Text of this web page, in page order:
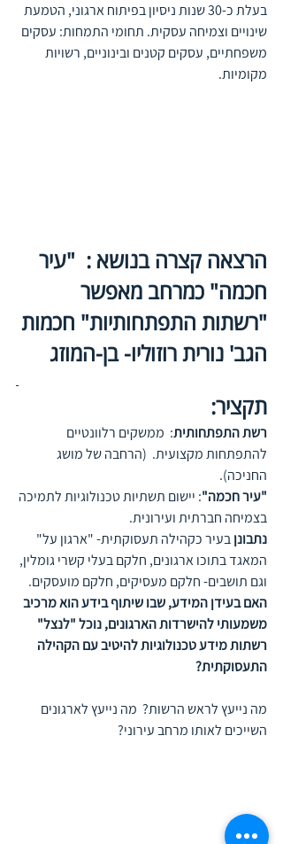
בעלת כ-30 שנות ניסיון בפיתוח ארגוני, הטמעת
שינויים וצמיחה עסקית. תחומי התמחות: עסקים
משפחתיים, עסקים קטנים ובינוניים, רשויות
מקומיות.
הרצאה קצרה בנושא : "עיר
חכמה" כמרחב מאפשר
"רשתות התפתחותיות" חכמות
הגב' נורית רוזוליו- בן-המוזג
תקציר:
רשת התפתחותית:  ממשקים רלוונטיים
להתפתחות מקצועית.  (הרחבה של מושג
החניכה).
"עיר חכמה": יישום תשתיות טכנולוגיות לתמיכה
בצמיחה חברתית ועירונית.
נתבונן בעיר כקהילה תעסוקתית- "ארגון על"
המאגד בתוכו ארגונים, חלקם בעלי קשרי גומלין,
וגם תושבים- חלקם מעסיקים, חלקם מועסקים.
האם בעידן המידע, שבו שיתוף בידע הוא מרכיב
משמעותי להישרדות הארגונים, נוכל "לנצל"
רשתות מידע טכנולוגיות להיטיב עם הקהילה
התעסוקתית?
מה נייעץ לראש הרשות?  מה נייעץ לארגונים
השייכים לאותו מרחב עירוני?